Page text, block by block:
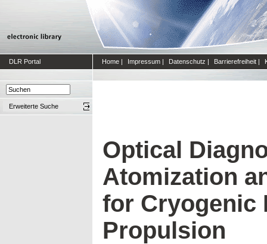
DLR Portal Home | Impressum | Datenschutz | Barrierefreiheit |
Erweiterte Suche
Optical
Atomization
for Cryogenic
Propulsion